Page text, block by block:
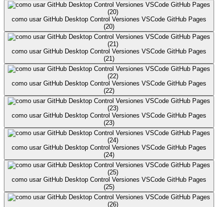
como usar GitHub Desktop Control Versiones VSCode GitHub Pages
(20)
como usar GitHub Desktop Control Versiones VSCode GitHub Pages
(21)
como usar GitHub Desktop Control Versiones VSCode GitHub Pages
(22)
como usar GitHub Desktop Control Versiones VSCode GitHub Pages
(23)
como usar GitHub Desktop Control Versiones VSCode GitHub Pages
(24)
como usar GitHub Desktop Control Versiones VSCode GitHub Pages
(25)